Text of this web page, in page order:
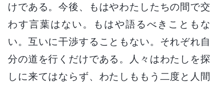
けである。今後、もはやわたしたちの間で交
わす言葉はない。もはや語るべきこともな
い。互いに干渉することもない。それぞれ自
分の道を行くだけである。人々はわたしを探
しに来てはならず、わたしももう二度と人間